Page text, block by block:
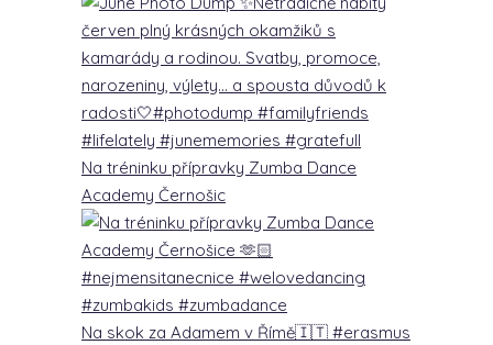
Na tréninku přípravky Zumba Dance
Academy Černošic
Na skok za Adamem v Římě🇮🇹 #erasmus